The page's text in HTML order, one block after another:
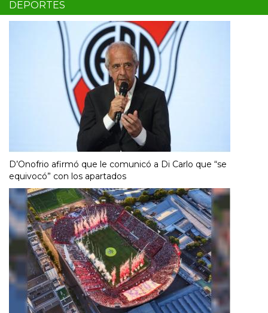
DEPORTES
D’Onofrio afirmó que le comunicó a Di Carlo que “se
equivocó” con los apartados